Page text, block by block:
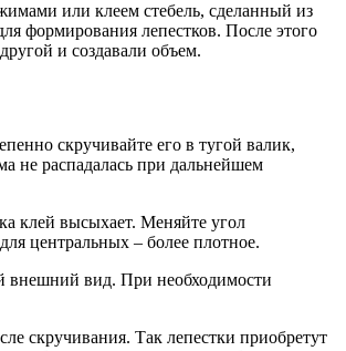
или клеем стебель, сделанный из
формирования лепестков. После этого
и создавали объем.
скручивайте его в тугой валик,
не распадалась при дальнейшем
клей высыхает. Меняйте угол
центральных – более плотное.
внешний вид. При необходимости
скручивания. Так лепестки приобретут